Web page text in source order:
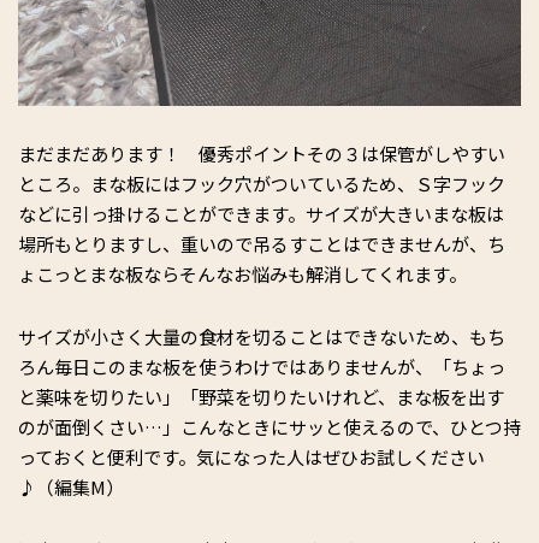
まだまだあります！ 優秀ポイントその３は保管がしやすい
ところ。まな板にはフック穴がついているため、Ｓ字フック
などに引っ掛けることができます。サイズが大きいまな板は
場所もとりますし、重いので吊るすことはできませんが、ち
ょこっとまな板ならそんなお悩みも解消してくれます。
サイズが小さく大量の食材を切ることはできないため、もち
ろん毎日このまな板を使うわけではありませんが、「ちょっ
と薬味を切りたい」「野菜を切りたいけれど、まな板を出す
のが面倒くさい…」こんなときにサッと使えるので、ひとつ持
っておくと便利です。気になった人はぜひお試しください
♪（編集M）